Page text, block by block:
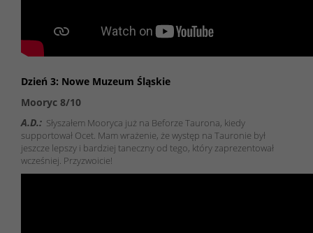
Dzień 3: Nowe Muzeum Śląskie
Mooryc 8/10
A.D.: Słyszałem Mooryca już na Beforze Taurona, kiedy
supportował Ocet. Mam wrażenie, że występ na Tauronie był
jeszcze lepszy i bardziej taneczny od tego, który zaprezentował
wcześniej. Przyzwoicie!